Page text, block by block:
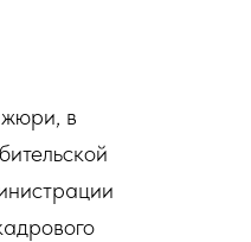
жюри, в